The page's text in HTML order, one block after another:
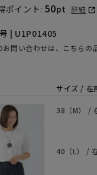
ポイント: 50pt 詳細
| U1P01405
お問い合わせは、こちらの
サイズ / 在
38（M） /
40（L） /